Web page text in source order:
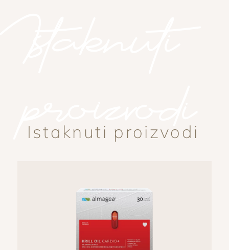
proizvodi
Istaknuti proizvodi